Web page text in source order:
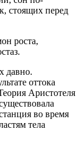
стоящих перед
роста,
давно.
оттока
Аристотеля
во время
тела